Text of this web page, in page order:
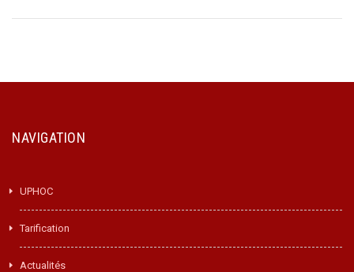
NAVIGATION
UPHOC
Tarification
Actualités